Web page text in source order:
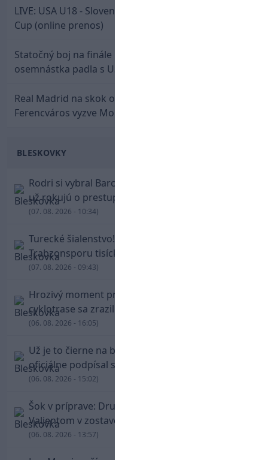
LIVE: USA U18 - Slovensko U18 / Hlinka-Gretzky
Cup (online prenos)
Statočný boj na finále nestačil: Slovenská
osemnástka padla s USA a zabojuje o bronz
Real Madrid na skok od Slovenska: Borbélyho
Ferencváros vyzve Mourinhove hviezdy
BLESKOVKY
Rodri si vybral Barcelonu a odmietol Real. Kluby
už rokujú o prestupovej čiastke
(07. 08. 2026 - 10:34)
Turecké šialenstvo! Salaha vítali na štadióne
Trabzonsporu tisícky fanúšikov
(07. 08. 2026 - 09:43)
Hrozivý moment pre Zdena Cháru! Na
cyklotrase sa zrazil s bežcom
(06. 08. 2026 - 16:05)
Už je to čierne na bielom: Mohamed Salah
oficiálne podpísal s Trabzonsporom
(06. 08. 2026 - 15:02)
Šok v príprave: Druholigová Mallorca s
Valjentom v zostave zdolala PSG
(06. 08. 2026 - 13:57)